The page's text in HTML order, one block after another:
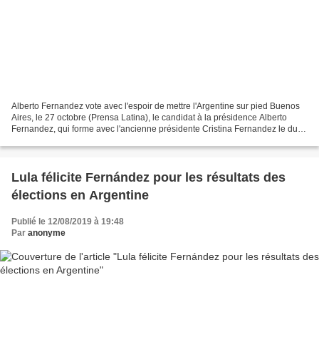
Alberto Fernandez vote avec l'espoir de mettre l'Argentine sur pied Buenos
Aires, le 27 octobre (Prensa Latina), le candidat à la présidence Alberto
Fernandez, qui forme avec l'ancienne présidente Cristina Fernandez le duo
Lula félicite Fernández pour les résultats des
élections en Argentine
Publié le 12/08/2019 à 19:48
Par anonyme